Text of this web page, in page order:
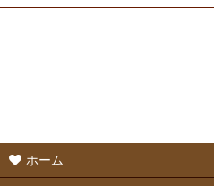
サプリメント
ホーム